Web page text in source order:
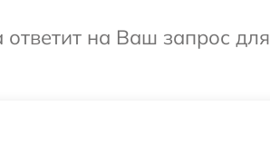
ответит на Ваш запрос для